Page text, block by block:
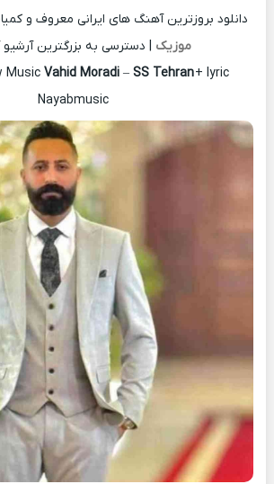
دانلود بروزترین آهنگ های ایرانی معروف و
موزیک | دسترسی به بزرگترین
Music Vahid Moradi– SS Tehran+ lyric
Nayabmusic